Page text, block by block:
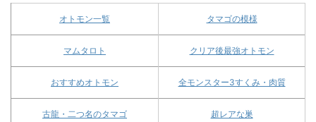
オトモン一覧 タマゴの模様
マムタロト クリア後最強オトモン
おすすめオトモン 全モンスター3すくみ・肉質
古龍・二つ名のタマゴ 超レアな巣